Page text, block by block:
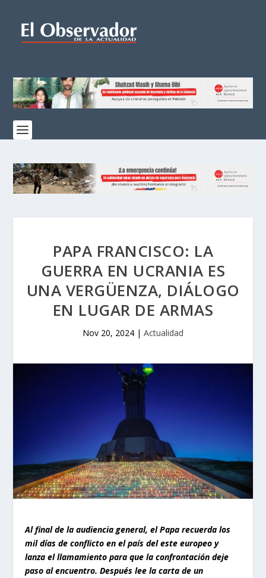
PAPA FRANCISCO: LA
GUERRA EN UCRANIA ES
UNA VERGÜENZA, DIÁLOGO
EN LUGAR DE ARMAS
Nov 20, 2024 | Actualidad
Al final de la audiencia general, el Papa recuerda los
mil días de conflicto en el país del este europeo y
lanza el llamamiento para que la confrontación deje
paso al encuentro. Después lee la carta de un